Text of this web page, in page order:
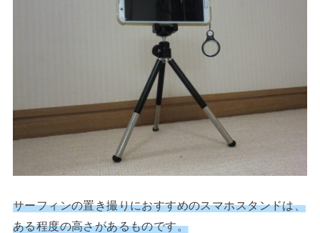
サーフィンの置き撮りにおすすめのスマホスタンドは、
ある程度の高さがあるものです。